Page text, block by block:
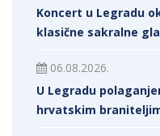
Koncert u Legradu
klasične sakralne
06.08.2026.
U Legradu
hrvatskim